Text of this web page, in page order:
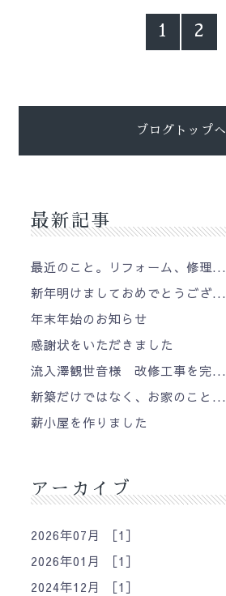
1 2
ブログトップへ
最新記事
最近のこと。リフォーム、修理...
新年明けましておめでとうござ...
年末年始のお知らせ
感謝状をいただきました
流入澤観世音様 改修工事を完...
新築だけではなく、お家のこと...
薪小屋を作りました
アーカイブ
2026年07月 ［1］
2026年01月 ［1］
2024年12月 ［1］